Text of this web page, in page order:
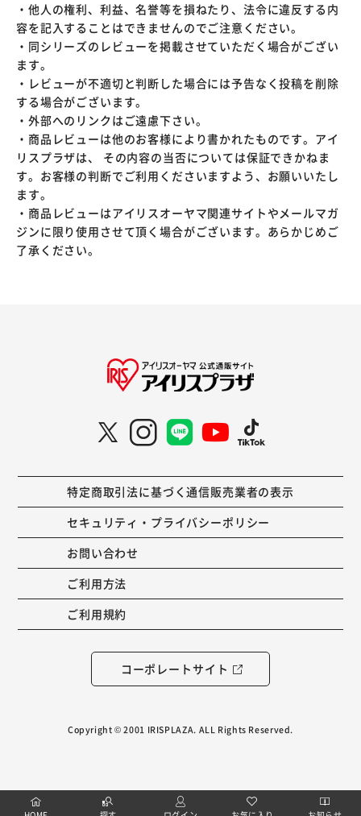
・他人の権利、利益、名誉等を損ねたり、法令に違反する内
容を記入することはできませんのでご注意ください。
・同シリーズのレビューを掲載させていただく場合がござい
ます。
・レビューが不適切と判断した場合には予告なく投稿を削除
する場合がございます。
・外部へのリンクはご遠慮下さい。
・商品レビューは他のお客様により書かれたものです。アイ
リスプラザは、 その内容の当否については保証できかねま
す。お客様の判断でご利用くださいますよう、お願いいたし
ます。
・商品レビューはアイリスオーヤマ関連サイトやメールマガ
ジンに限り使用させて頂く場合がございます。あらかじめご
了承ください。
特定商取引法に基づく通信販売業者の表示
セキュリティ・プライバシーポリシー
お問い合わせ
ご利用方法
ご利用規約
コーポレートサイト
Copyright © 2001 IRISPLAZA. ALL Rights Reserved.